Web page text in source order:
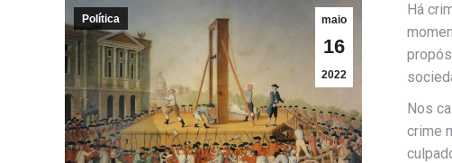
maio
16
2022
Política
Há
Nos
crime